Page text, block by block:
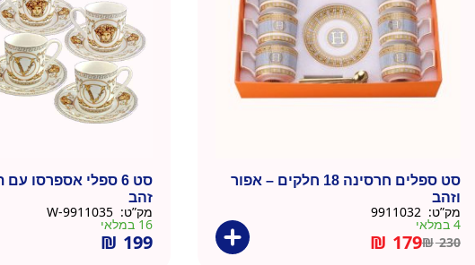
סט ספלים חרסינה 18 חלקים – אפור
וזהב
מק”ט: 9911032
4 במלאי
₪230
₪ 179
סט 6 ספלי אספרסו
זהב
מק”ט: 9911035-W
16 במלאי
₪ 199